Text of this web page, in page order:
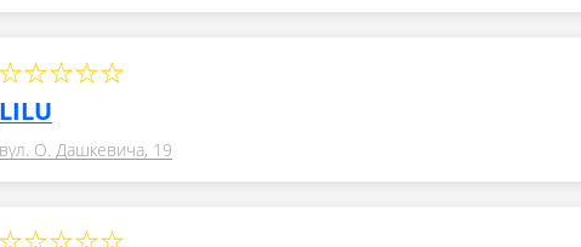
LILU
вул. О. Дашкевича, 19